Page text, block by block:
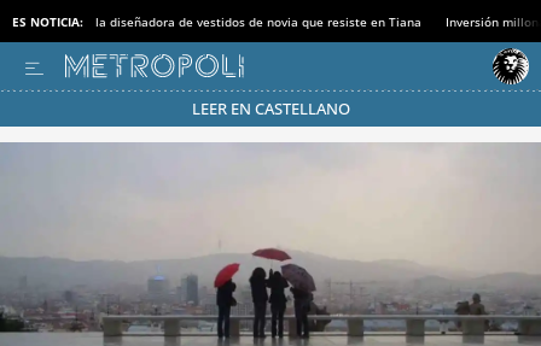
ES NOTICIA: la diseñadora de vestidos de novia que resiste en Tiana Inversión
LEER EN CASTELLANO
Pásate al MODO AHORRO